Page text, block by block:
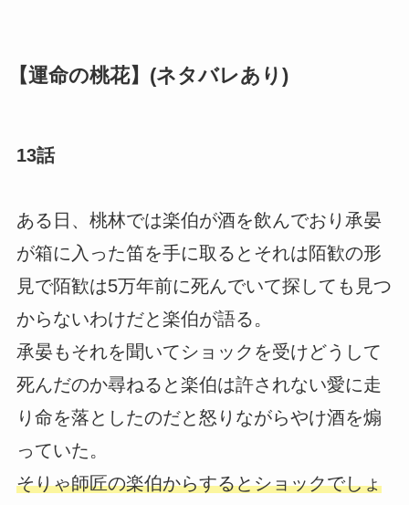
【運命の桃花】(ネタバレあり)
13話
ある日、桃林では楽伯が酒を飲んでおり承晏
が箱に入った笛を手に取るとそれは陌歓の形
見で陌歓は5万年前に死んでいて探しても見つ
からないわけだと楽伯が語る。
承晏もそれを聞いてショックを受けどうして
死んだのか尋ねると楽伯は許されない愛に走
り命を落としたのだと怒りながらやけ酒を煽
っていた。
そりゃ師匠の楽伯からするとショックでしょ